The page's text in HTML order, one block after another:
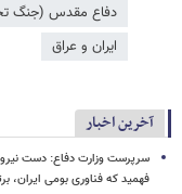
دفاع مقدس (جنگ
ایران و عراق
آخرین اخبار
سرپرست وزارت دفاع: دست
فهمید که فناوری بومی ایران،